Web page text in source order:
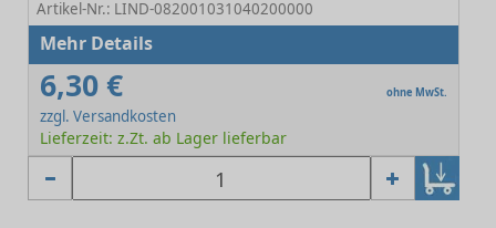
Artikel-Nr.: LIND-082001031040200000
Mehr Details
6,30 € ohne MwSt.
zzgl. Versandkosten
Lieferzeit: z.Zt. ab Lager lieferbar